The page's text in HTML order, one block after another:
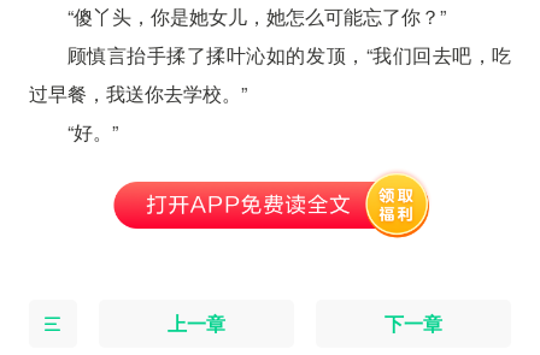
“傻丫头，你是她女儿，她怎么可能忘了你？”
顾慎言抬手揉了揉叶沁如的发顶，“我们回去吧，吃
过早餐，我送你去学校。”
“好。”
上一章 下一章